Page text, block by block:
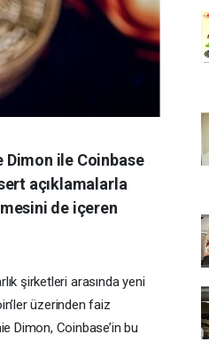
Dimon ile Coinbase
açıklamalarla
de içeren
şirketleri arasında yeni
üzerinden faiz
Dimon, Coinbase’in bu